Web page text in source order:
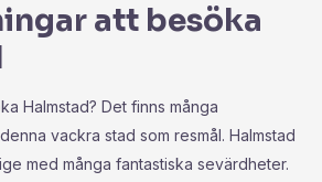
att besöka
Halmstad? Det finns många
vackra stad som resmål. Halmstad
med många fantastiska sevärdheter.